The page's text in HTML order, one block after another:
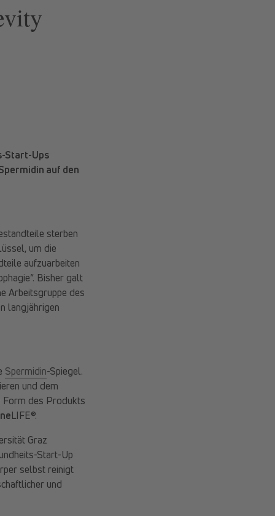
Start-Ups
auf den
sterben
um die
aufzuarbeiten
Bisher galt
Arbeitsgruppe des
langjährigen
Spermidin-Spiegel.
und dem
Form des Produkts
LIFE®.
Graz
Start-Up
selbst reinigt
und